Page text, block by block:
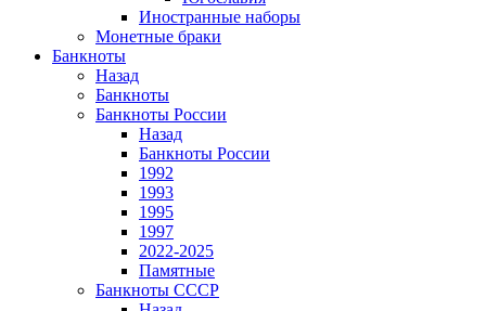
Иностранные наборы
Монетные браки
Банкноты
Назад
Банкноты
Банкноты России
Назад
Банкноты России
1992
1993
1995
1997
2022-2025
Памятные
Банкноты СССР